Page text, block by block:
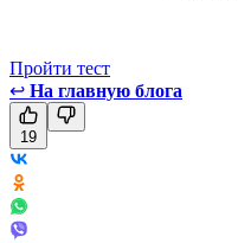
Пройти тест
↩ На главную блога
19